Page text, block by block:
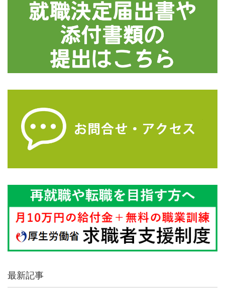
最新記事